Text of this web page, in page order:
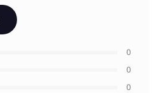
0
0
0